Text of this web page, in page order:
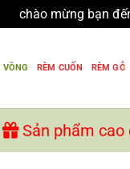
chào mừng bạn
VỒNG RÈM CUỐN RÈM GỖ
Sản phẩm cao